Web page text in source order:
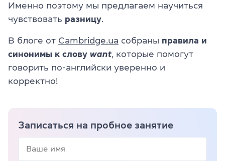
Именно поэтому мы предлагаем научиться
чувствовать разницу
В блоге от Cambridge.ua собраны правила и
синонимы к слову want , которые помогут
говорить по-английски уверенно и
корректно!
Записаться на пробное занятие